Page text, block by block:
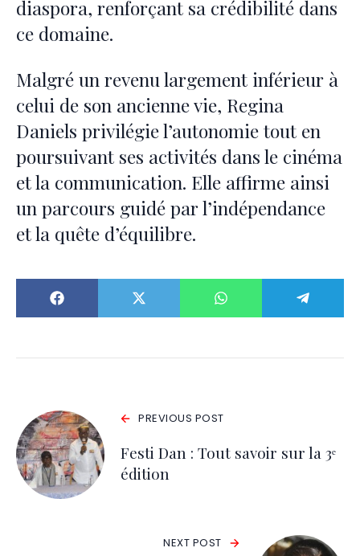
diaspora, renforçant sa crédibilité dans
ce domaine.
Malgré un revenu largement inférieur à
celui de son ancienne vie, Regina
Daniels privilégie l’autonomie tout en
poursuivant ses activités dans le cinéma
et la communication. Elle affirme ainsi
un parcours guidé par l’indépendance
et la quête d’équilibre.
PREVIOUS POST
Festi Dan : Tout savoir sur la 3ᵉ
édition
NEXT POST